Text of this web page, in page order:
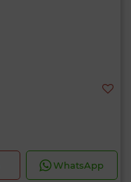
WhatsApp